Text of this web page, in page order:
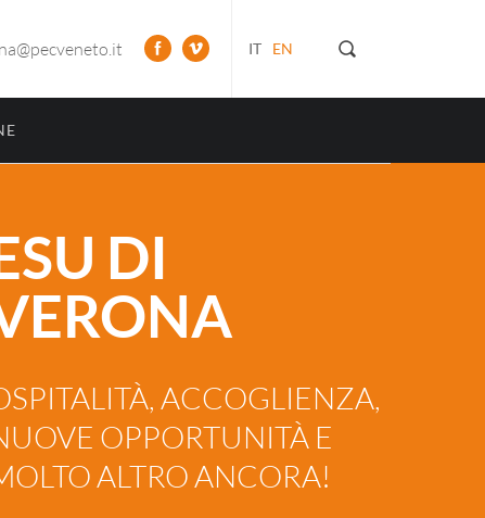
IT EN
DI
ACCOGLIENZA,
OPPORTUNITÀ E
ALTRO ANCORA!